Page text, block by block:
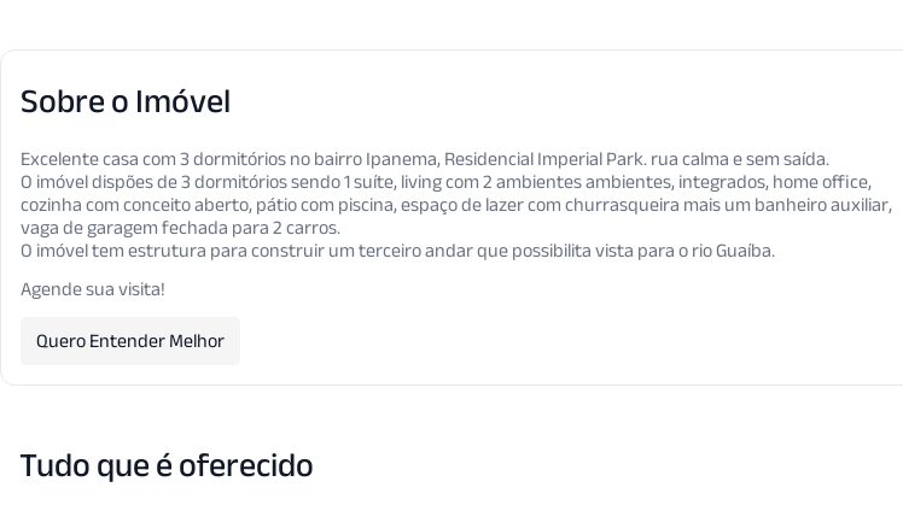
Sobre o Imóvel
Excelente casa com 3 dormitórios no bairro Ipanema, Residencial Imperial Park. rua calma e sem saída.
O imóvel dispões de 3 dormitórios sendo 1 suíte, living com 2 ambientes ambientes, integrados, home office,
cozinha com conceito aberto, pátio com piscina, espaço de lazer com churrasqueira mais um banheiro auxiliar,
vaga de garagem fechada para 2 carros.
O imóvel tem estrutura para construir um terceiro andar que possibilita vista para o rio Guaíba.
Agende sua visita!
Quero Entender Melhor
Tudo que é oferecido